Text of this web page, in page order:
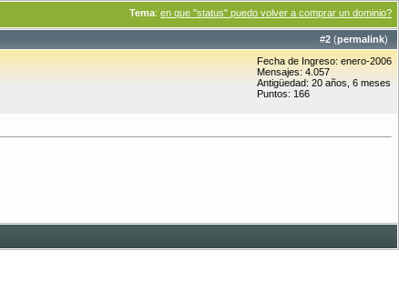
Tema: en que "status" puedo volver a comprar un dominio?
#2 (permalink)
Fecha de Ingreso: enero-2006
Mensajes: 4.057
Antigüedad: 20 años, 6 meses
Puntos: 166